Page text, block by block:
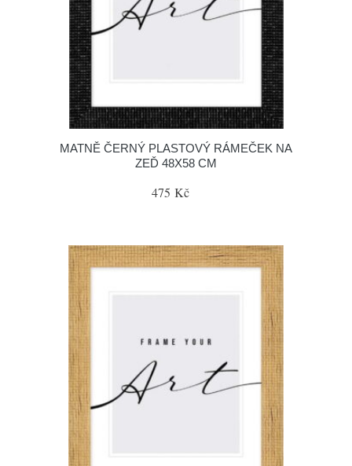
MATNĚ ČERNÝ PLASTOVÝ RÁMEČEK NA
ZEĎ 48X58 CM
475 Kč